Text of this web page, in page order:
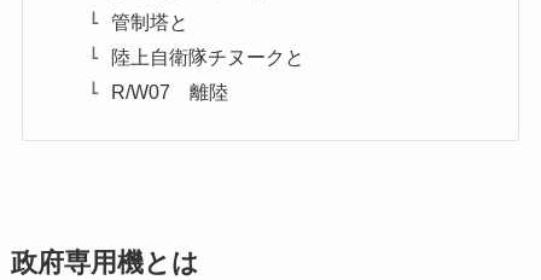
管制塔と
陸上自衛隊チヌークと
R/W07 離陸
政府専用機とは